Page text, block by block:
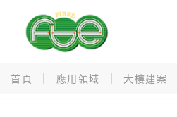
首頁 應用領域 大樓建案